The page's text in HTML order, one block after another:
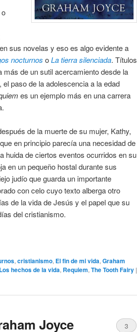
sus novelas y eso es algo evidente a
nocturnos oLa tierra silenciada. Títulos
de un sutil acercamiento desde la
paso de la adolescencia a la edad
es un ejemplo más en una carrera
de la muerte de su mujer, Kathy,
en principio parecía una necesidad de
huida de ciertos eventos ocurridos en su
en un pequeño hostal durante sus
judío que guarda un importante
con celo cuyo texto alberga otro
de la vida de Jesús y el papel que su
del cristianismo.
, cristianismo, El fin de mi vida, Graham
Los hechos de la vida, Requiem, The Tooth Fairy |
Joyce 3